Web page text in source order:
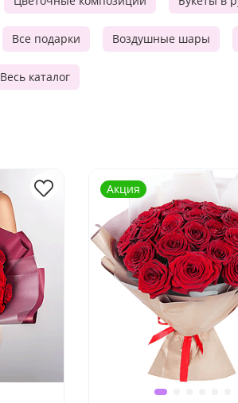
Все подарки Воздушные шары
Весь каталог
Акция